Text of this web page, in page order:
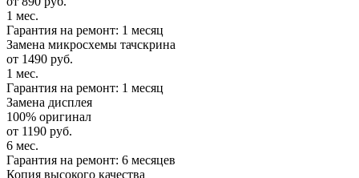
1 мес.
Гарантия на ремонт: 1 месяц
Замена микросхемы тачскрина
от 1490 руб.
1 мес.
Гарантия на ремонт: 1 месяц
Замена дисплея
100% оригинал
от 1190 руб.
6 мес.
Гарантия на ремонт: 6 месяцев
Копия высокого качества